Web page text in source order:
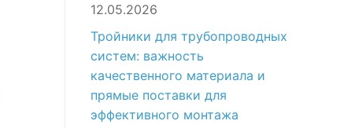
12.05.2026
Тройники для трубопроводных
систем: важность
качественного материала и
прямые поставки для
эффективного монтажа